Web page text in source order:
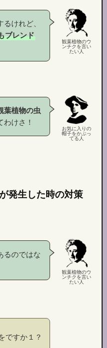
観葉植物のウ
ンチクを言い
たい人
けれど、
ブレンド
お気に入りの
帽子をかぶっ
てる人
葉植物の虫
わけさ！
発生した時の対策
観葉植物のウ
ンチクを言い
たい人
るのではな
ですか１？